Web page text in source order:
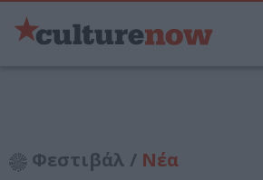
Φεστιβάλ / Νέα